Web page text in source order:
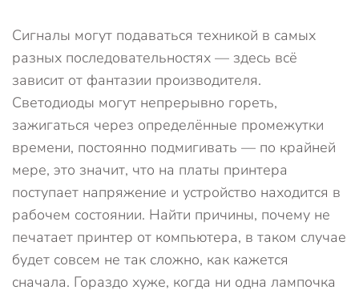
Сигналы могут подаваться техникой в самых
разных последовательностях — здесь всё
зависит от фантазии производителя.
Светодиоды могут непрерывно гореть,
зажигаться через определённые промежутки
времени, постоянно подмигивать — по крайней
мере, это значит, что на платы принтера
поступает напряжение и устройство находится в
рабочем состоянии. Найти причины, почему не
печатает принтер от компьютера, в таком случае
будет совсем не так сложно, как кажется
сначала. Гораздо хуже, когда ни одна лампочка